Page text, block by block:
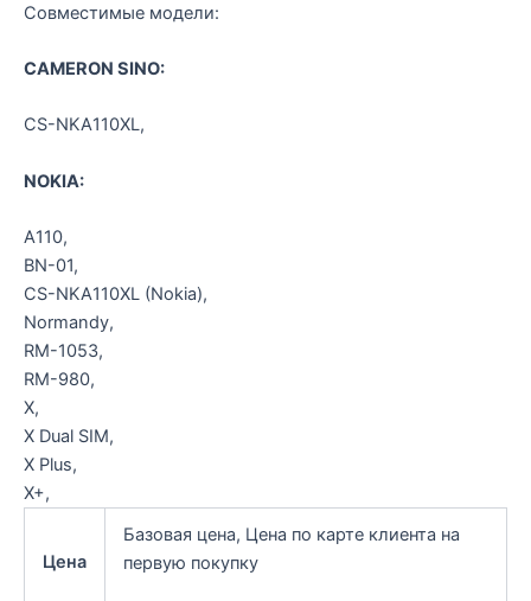
Совместимые модели:
CAMERON SINO:
CS-NKA110XL,
NOKIA:
A110,
BN-01,
CS-NKA110XL (Nokia),
Normandy,
RM-1053,
RM-980,
X,
X Dual SIM,
X Plus,
X+,
Цена
Базовая цена, Цена по карте клиента на
первую покупку